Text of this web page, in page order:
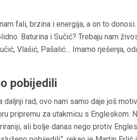
fali, brzina i energija, a on to
Baturina i Sučić? Trebaju nam
Vlašić, Pašalić… Imamo rješenja,
pobijedili
daljnji rad, ovo nam samo daje još
pripremu za utakmicu s Engleskom.
ali bolje danas nego protiv